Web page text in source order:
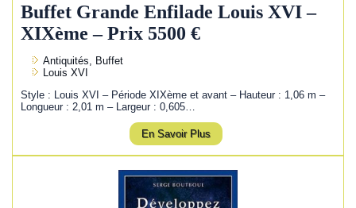
Buffet Grande Enfilade Louis XVI –
XIXème – Prix 5500 €
Antiquités, Buffet
Louis XVI
Style : Louis XVI – Période XIXème et avant – Hauteur : 1,06 m –
Longueur : 2,01 m – Largeur : 0,605…
En Savoir Plus